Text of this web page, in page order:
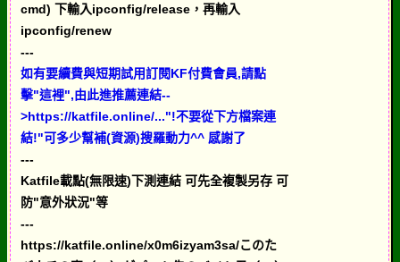
cmd) 下輸入ipconfig/release，再輸入
ipconfig/renew
---
如有要續費與短期試用訂閱KF付費會員,請點
擊"這裡",由此進推薦連結--
>https://katfile.online/..."!不要從下方檔案連
結!"可多少幫補(資源)搜羅動力^^ 感謝了
---
Katfile載點(無限速)下測連結 可先全複製另存 可
防"意外狀況"等
---
https://katfile.online/x0m6izyam3sa/このた